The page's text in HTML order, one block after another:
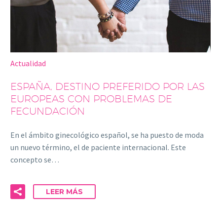
Actualidad
ESPAÑA, DESTINO PREFERIDO POR LAS
EUROPEAS CON PROBLEMAS DE
FECUNDACIÓN
En el ámbito ginecológico español, se ha puesto de moda
un nuevo término, el de paciente internacional. Este
concepto se…
LEER MÁS